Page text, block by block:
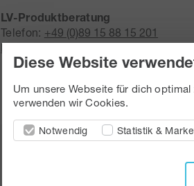
LV-Produktberatung
Telefon: +49 (0)89 15 88 15 201
leben@fondsfinanz.de
Diese Website
Um unsere Webseite für dich
verwenden wir Cookies.
Notwendig Statistik &